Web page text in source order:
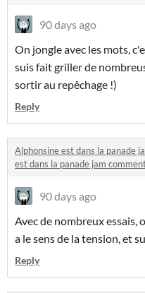
90 days ago
On jongle avec les mots,
suis fait griller de
sortir au repêchage !)
Reply
Alphonsine est dans la panade
est dans la panade jam
90 days ago
Avec de nombreux essais,
a le sens de la tension, et
Reply